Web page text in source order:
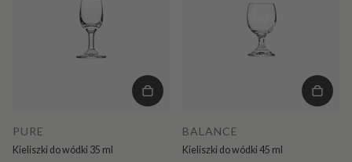
PURE
Kieliszki do wódki 35 ml
BALANCE
Kieliszki do wódki 45 ml